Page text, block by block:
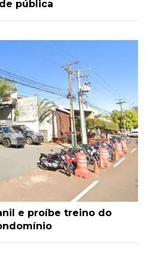
pública
e proíbe treino do